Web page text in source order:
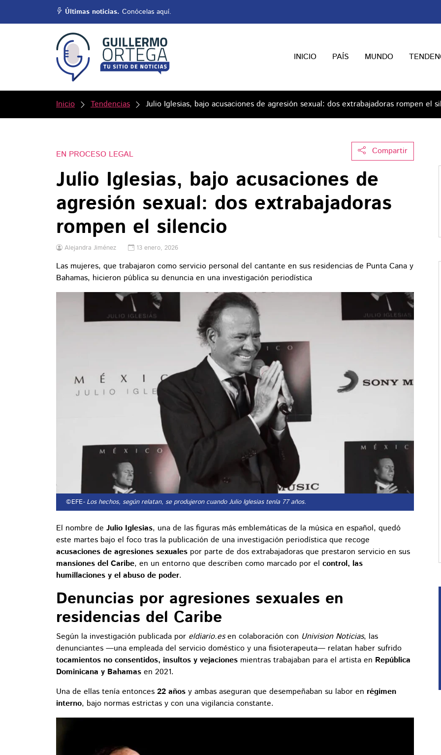
Últimas noticias. Conócelas aquí.
INICIO PAÍS MUNDO
Inicio Tendencias Julio Iglesias, bajo acusaciones de agresión sexual: dos extrabajadoras rompen el
Compartir
EN PROCESO LEGAL
Julio Iglesias, bajo acusaciones de
agresión sexual: dos extrabajadoras
rompen el silencio
Alejandra Jiménez 13 enero, 2026
Las mujeres, que trabajaron como servicio personal del cantante en sus residencias de Punta Cana y
Bahamas, hicieron pública su denuncia en una investigación periodística
©EFE- Los hechos, según relatan, se produjeron cuando Julio Iglesias tenía 77 años.
El nombre de Julio Iglesias, una de las figuras más emblemáticas de la música en español, quedó
este martes bajo el foco tras la publicación de una investigación periodística que recoge
acusaciones de agresiones sexuales por parte de dos extrabajadoras que prestaron servicio en sus
mansiones del Caribe, en un entorno que describen como marcado por el control, las
humillaciones y el abuso de poder.
Denuncias por agresiones sexuales en
residencias del Caribe
Según la investigación publicada por eldiario.esen colaboración con Univision Noticias, las
denunciantes —una empleada del servicio doméstico y una fisioterapeuta— relatan haber sufrido
tocamientos no consentidos, insultos y vejaciones mientras trabajaban para el artista en República
Dominicana y Bahamas en 2021.
Una de ellas tenía entonces 22 años y ambas aseguran que desempeñaban su labor en régimen
interno, bajo normas estrictas y con una vigilancia constante.